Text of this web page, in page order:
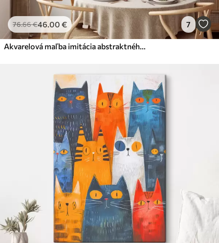
Eko-Premium
Od36.00€
✓Žiarivé a sýte farby
✓Odolné voči vyblednutiu
Ekologický materiál
76.66€46.00 € 7
Akvarelová maľba imitácia abstraktného lesa s vysokými stromami a zeleným lístím, jemné tlmené farby